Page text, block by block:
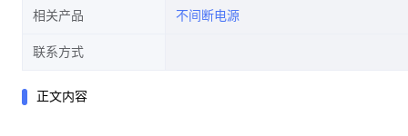
相关产品 不间断电源
联系方式
正文内容